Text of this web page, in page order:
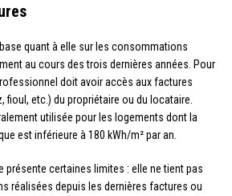
quant à elle sur les consommations
au cours des trois dernières années. Pour
doit avoir accès aux factures
fioul, etc.) du propriétaire ou du locataire.
utilisée pour les logements dont la
est inférieure à 180 kWh/m² par an.
présente certaines limites : elle ne tient pas
réalisées depuis les dernières factures ou